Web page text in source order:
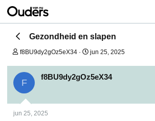
Gezondheid en slapen
O
d
w
e
p
f8BU9dy2gOz5eX34
S
a
r
jun 25, 2025
F
f8BU9dy2gOz5eX34
jun 25, 2025